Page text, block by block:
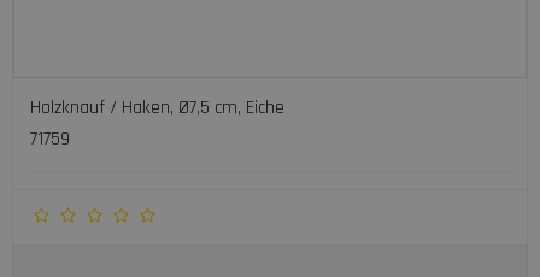
Holzknauf / Haken, Ø7,5 cm, Eiche
71759